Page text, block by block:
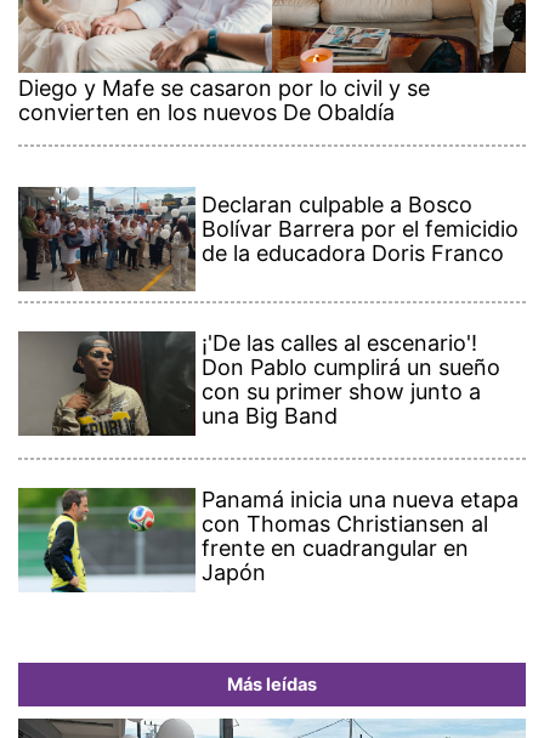
Diego y Mafe se casaron por lo civil y se
convierten en los nuevos De Obaldía
Declaran culpable a Bosco
Bolívar Barrera por el femicidio
de la educadora Doris Franco
¡'De las calles al escenario'!
Don Pablo cumplirá un sueño
con su primer show junto a
una Big Band
Panamá inicia una nueva etapa
con Thomas Christiansen al
frente en cuadrangular en
Japón
Más leídas